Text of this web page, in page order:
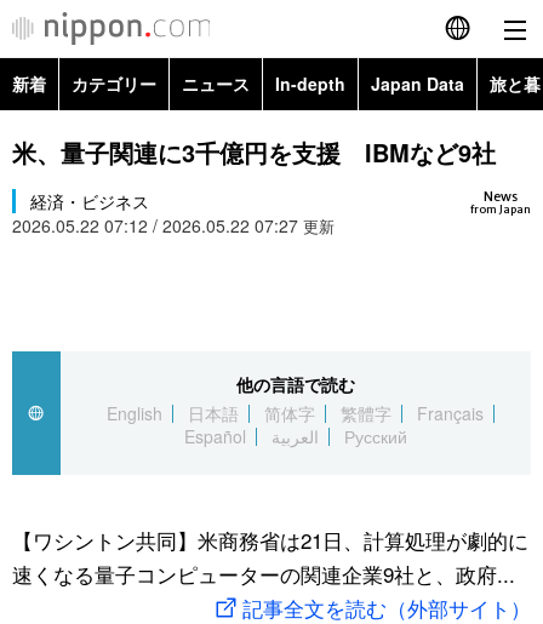
English
简体字
カテゴリー
文化
動画/Live
新着 カテゴリー ニュース In-depth Japan Data 旅と
政治・外交
経済・ビジネス
スポーツ・東京2020
Topics
Images
米、量子関連に3千億円を支援 IBMなど9社
News
from Japan
経済・ビジネス
2026.05.22 07:12 / 2026.05.22 07:27 更新
他の言語で読む
English
日本語 简体字 繁體字
Français
Español
العربية Русский
【ワシントン共同】米商務省は21日、計算処理が劇的に
速くなる量子コンピューターの関連企業9社と、政府...
記事全文を読む（外部サイト）